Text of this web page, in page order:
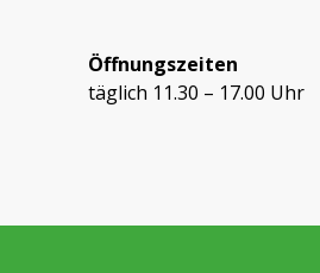
Öffnungszeiten
täglich 11.30 – 17.00 Uhr